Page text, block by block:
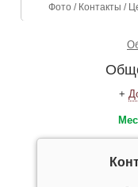
Фото / Контакты /
+